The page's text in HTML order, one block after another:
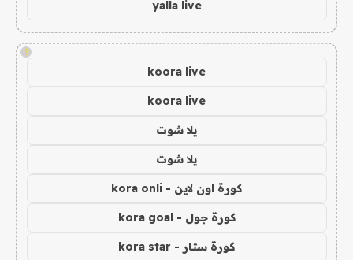
yalla live
!
koora live
koora live
يلا شوت
يلا شوت
كورة اون لاين - kora onli
كورة جول - kora goal
كورة ستار - kora star